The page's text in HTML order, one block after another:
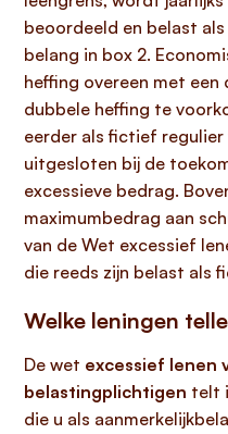
beoordeeld en belast
belang in box 2.
heffing overeen met
dubbele heffing te
eerder als fictief
uitgesloten bij de
excessieve bedrag.
maximumbedrag aan
van de Wet excessief
die reeds zijn belast als
Welke leningen
De wet excessief lenen
belastingplichtigen telt
die u als